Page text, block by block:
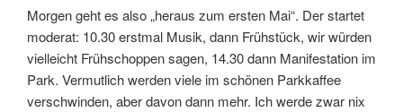
Morgen geht es also „heraus zum ersten Mai“. Der startet
moderat: 10.30 erstmal Musik, dann Frühstück, wir würden
vielleicht Frühschoppen sagen, 14.30 dann Manifestation im
Park. Vermutlich werden viele im schönen Parkkaffee
verschwinden, aber davon dann mehr. Ich werde zwar nix